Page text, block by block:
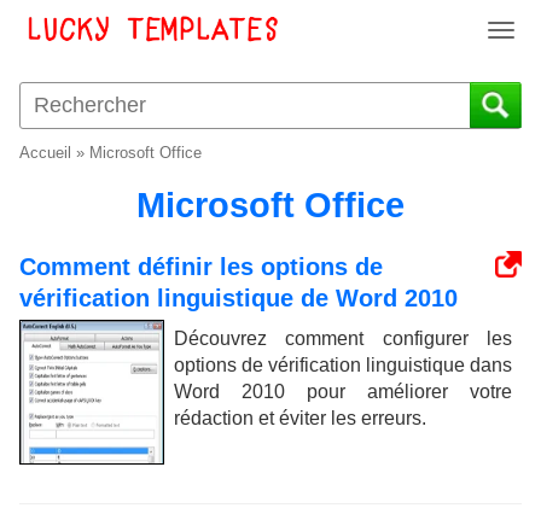
T
g
g
i
t
i
o
Accueil » Microsoft Office
Microsoft Office
Comment définir les options de
vérification linguistique de Word 2010
Découvrez comment configurer les
options de vérification linguistique dans
Word 2010 pour améliorer votre
rédaction et éviter les erreurs.